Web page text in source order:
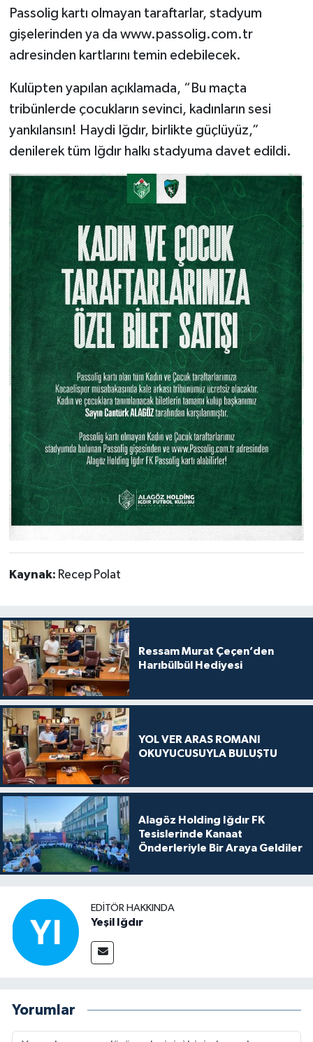
Passolig kartı olmayan taraftarlar, stadyum
gişelerinden ya da www.passolig.com.tr
adresinden kartlarını temin edebilecek.
Kulüpten yapılan açıklamada, “Bu maçta
tribünlerde çocukların sevinci, kadınların sesi
yankılansın! Haydi Iğdır, birlikte güçlüyüz,”
denilerek tüm Iğdır halkı stadyuma davet edildi.
Kaynak: Recep Polat
Ressam Murat Çeçen’den
Harıbülbül Hediyesi
YOL VER ARAS ROMANI
OKUYUCUSUYLA BULUŞTU
Alagöz Holding Iğdır FK
Tesislerinde Kanaat
Önderleriyle Bir Araya Geldiler
EDITÖR HAKKINDA
Yeşil Iğdır
Yorumlar